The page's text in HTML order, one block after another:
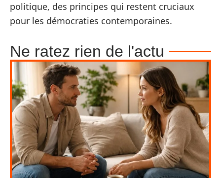
politique, des principes qui restent cruciaux
pour les démocraties contemporaines.
Ne ratez rien de l'actu